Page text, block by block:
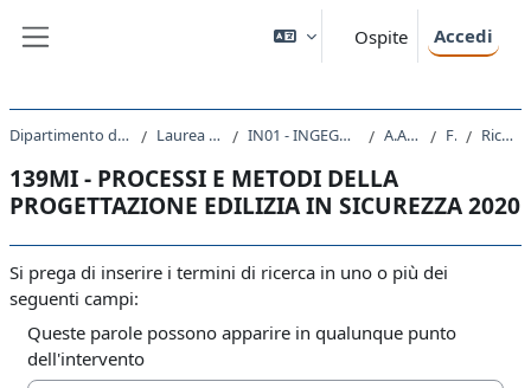
Ospite Accedi
Dipartimento di Ingegneria e Architettura Laurea triennale (DM270) IN01 - INGEGNERIA CIVILE E AMBIENTALE A.A. 2020 - 2021 Forum Ricerca avanzata
139MI - PROCESSI E METODI DELLA
PROGETTAZIONE EDILIZIA IN SICUREZZA 2020
Si prega di inserire i termini di ricerca in uno o più dei
seguenti campi:
Queste parole possono apparire in qualunque punto
dell'intervento